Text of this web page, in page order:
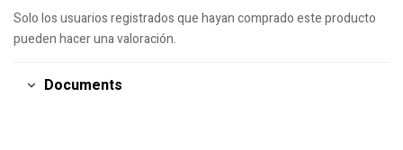
Solo los usuarios registrados que hayan comprado este producto
pueden hacer una valoración.
Documents